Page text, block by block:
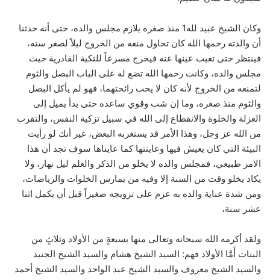
وكان الشيخ عبيد لله1 منذ صغره يلازم مجلس والده، حتى أنه حدثنا
أن والدته رحمها الله كان تحاول منعه من الخروج ليلاً لصغر سنه،
فينتظر حتى تغيب عينها عنه فيخرج مسرعاً للتكية القادرية حيث
مجلس والده، وكانت رحمها الله تضع له على الباب البصل والثوم
لتمنعه من الخروج لأنه كان لا يحب رائحتهما، فهو لم يأكل البصل
والثوم منذ صغره، وما إن شب وقوي ساعده حتى بدأ يميل إلى
العزلة والخلوة والانقطاع إلى الله في سبيل تزكية النفس، والتقرب
من الله عز وجل، وهذا الأمر قد يستغربه البعض، غير أنك لو رأيت
البيئة التي كان يعيش فيها وعاينتها كما عايناها سوف تجد أن هذا
الامر طبيعي، فمجلس والده لا يخلو من الذكر والعلم ليل نهار، ولا
يكاد يخلو وقت من السنة إلا وفيه من يمارس الخلوات والرياضات،
ومن شدة عناية والده به عزم على تزويجه صغيراً قبل أن يكمل اثنا
عشر سنة،
ولقد أكرمه الله سبحانه وتعالى منها بسبعةٍ من الأولاد وثلاثٍ من
البنات أَمَّا الأولاد فهم: السيد الشيخ هشام والسيد الشيخ الجنيد
والسيد الشيخ معروف والسيد الشيخ عبد الواحد والسيد الشيخ أحمد